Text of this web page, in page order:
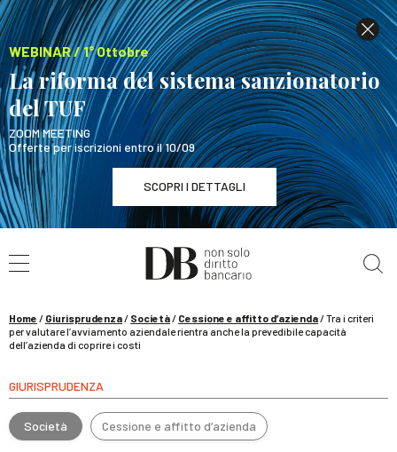
WEBINAR / 1° Ottobre
La riforma del sistema sanzionatorio
del TUF
ZOOM MEETING
Offerte per iscrizioni entro il 10/09
SCOPRI I DETTAGLI
WEBINAR / 1° Ottobre
La riforma del sistema sanzionatorio del TUF
Home / Giurisprudenza/ Società/ Cessione e affitto d’azienda/Tra i criteri
per valutare l’avviamento aziendale rientra anche la prevedibile capacità
dell’azienda di coprire i costi
GIURISPRUDENZA
Società Cessione e affitto d’azienda